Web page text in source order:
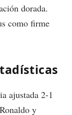
dorada.
como firme
ajustada 2-1
y